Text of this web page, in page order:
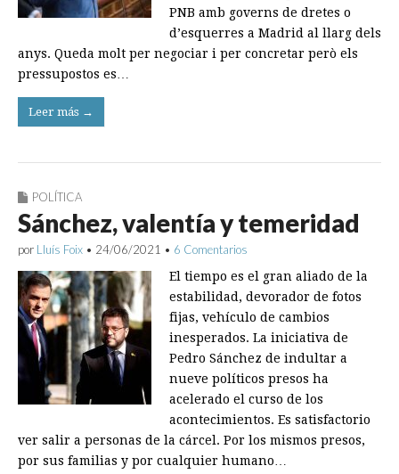
PNB amb governs de dretes o
d’esquerres a Madrid al llarg dels
anys. Queda molt per negociar i per concretar però els
pressupostos es…
Leer más →
POLÍTICA
Sánchez, valentía y temeridad
por Lluís Foix • 24/06/2021 • 6 Comentarios
El tiempo es el gran aliado de la
estabilidad, devorador de fotos
fijas, vehículo de cambios
inesperados. La iniciativa de
Pedro Sánchez de indultar a
nueve políticos presos ha
acelerado el curso de los
acontecimientos. Es satisfactorio
ver salir a personas de la cárcel. Por los mismos presos,
por sus familias y por cualquier humano…